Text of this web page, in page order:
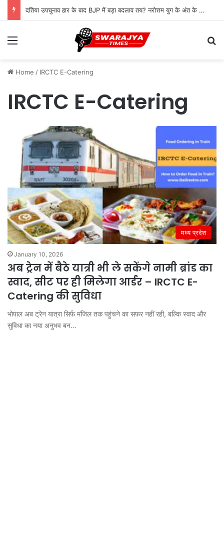
दतिया उपचुनाव हार के बाद BJP में बड़ा बदलाव तय? नरोत्तम युग के अंत के संकेत, जिलाध्यक्ष पद पर मंथन तेज
Menu
Home / IRCTC E-Catering
IRCTC E-Catering
मध्य प्रदेश
January 10, 2026
अब ट्रेन में बैठे यात्री भी ले सकेंगे नामी ब्रांड का
स्वाद, सीट पर ही मिलेगा आर्डर – IRCTC E-
Catering की सुविधा
भोपाल अब ट्रेन यात्रा सिर्फ मंजिल तक पहुंचने का सफर नहीं रही, बल्कि स्वाद और
सुविधा का नया अनुभव बन…